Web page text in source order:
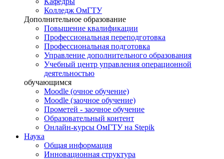
Колледж ОмГТУ
Дополнительное образование
Повышение квалификации
Профессиональная переподготовка
Профессиональная подготовка
Управление дополнительного образования
Учебный центр управления операционной
деятельностью
обучающимся
Moodle (очное обучение)
Moodle (заочное обучение)
Прометей - заочное обучение
Образовательный контент
Онлайн-курсы ОмГТУ на Stepik
Наука
Общая информация
Инновационная структура